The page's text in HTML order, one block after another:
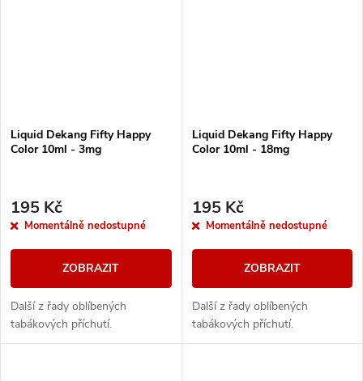
Liquid Dekang Fifty Happy
Color 10ml - 3mg
195 Kč
Momentálně nedostupné
ZOBRAZIT
Další z řady oblíbených
tabákových příchutí.
Liquid Dekang Fifty Happy
Color 10ml - 18mg
195 Kč
Momentálně nedostupné
ZOBRAZIT
Další z řady oblíbených
tabákových příchutí.